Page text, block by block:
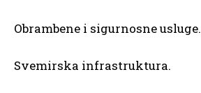
Obrambene i sigurnosne usluge.
Svemirska infrastruktura.